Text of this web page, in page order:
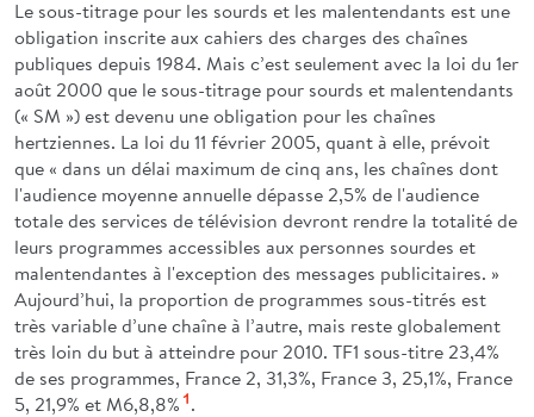
Le sous-titrage pour les sourds et les malentendants est une
obligation inscrite aux cahiers des charges des chaînes
publiques depuis 1984. Mais c’est seulement avec la loi du 1er
août 2000 que le sous-titrage pour sourds et malentendants
(« SM ») est devenu une obligation pour les chaînes
hertziennes. La loi du 11 février 2005, quant à elle, prévoit
que « dans un délai maximum de cinq ans, les chaînes dont
l'audience moyenne annuelle dépasse 2,5% de l'audience
totale des services de télévision devront rendre la totalité de
leurs programmes accessibles aux personnes sourdes et
malentendantes à l'exception des messages publicitaires. »
Aujourd’hui, la proportion de programmes sous-titrés est
très variable d’une chaîne à l’autre, mais reste globalement
très loin du but à atteindre pour 2010. TF1 sous-titre 23,4%
de ses programmes, France 2, 31,3%, France 3, 25,1%, France
5, 21,9% et M6,8,8% 1 .